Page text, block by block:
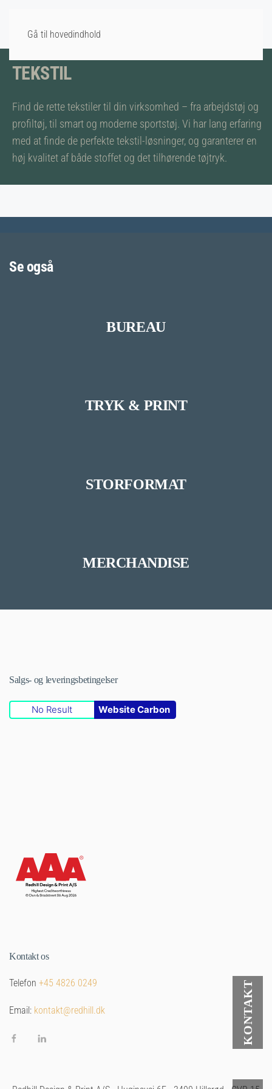
Gå til hovedindhold
TEKSTIL
Find de rette tekstiler til din virksomhed – fra arbejdstøj og
profiltøj, til smart og moderne sportstøj. Vi har lang erfaring
med at finde de perfekte tekstil-løsninger, og garanterer en
høj kvalitet af både stoffet og det tilhørende tøjtryk.
Se også
BUREAU
TRYK & PRINT
STORFORMAT
MERCHANDISE
Salgs- og leveringsbetingelser
No Result Website Carbon
Kontakt os
Telefon +45 4826 0249
Email: kontakt@redhill.dk